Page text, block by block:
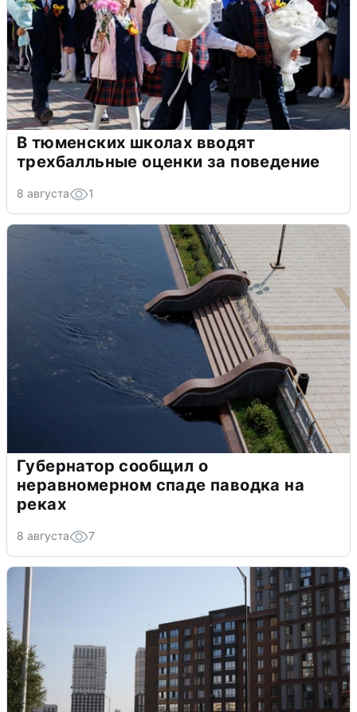
В тюменских школах вводят
трехбалльные оценки за поведение
8 августа 1
Губернатор сообщил о
неравномерном спаде паводка на
реках
8 августа 7